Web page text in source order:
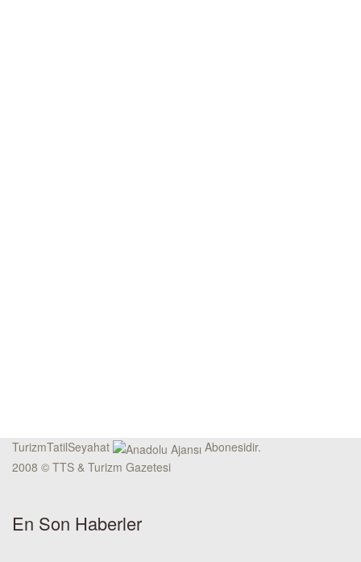
TurizmTatilSeyahat
Abonesidir.
2008 © TTS & Turizm Gazetesi
En Son Haberler